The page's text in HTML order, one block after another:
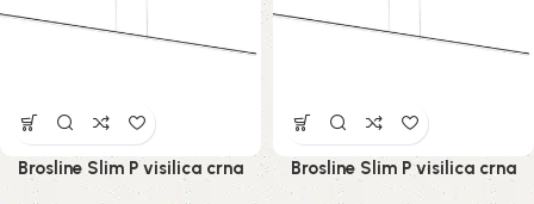
Brosline Slim P visilica crna Brosline Slim P visilica crna